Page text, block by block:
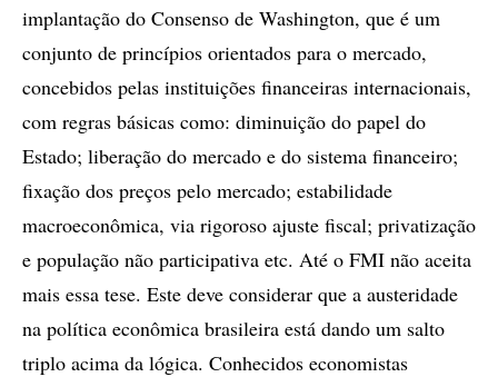
implantação do Consenso de Washington, que é um
conjunto de princípios orientados para o mercado,
concebidos pelas instituições financeiras internacionais,
com regras básicas como: diminuição do papel do
Estado; liberação do mercado e do sistema financeiro;
fixação dos preços pelo mercado; estabilidade
macroeconômica, via rigoroso ajuste fiscal; privatização
e população não participativa etc. Até o FMI não aceita
mais essa tese. Este deve considerar que a austeridade
na política econômica brasileira está dando um salto
triplo acima da lógica. Conhecidos economistas